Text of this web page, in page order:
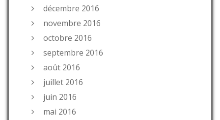
décembre 2016
novembre 2016
octobre 2016
septembre 2016
août 2016
juillet 2016
juin 2016
mai 2016